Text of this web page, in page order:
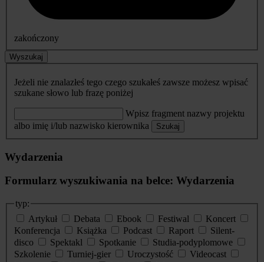
zakończony
Wyszukaj
Jeżeli nie znalazłeś tego czego szukałeś zawsze możesz wpisać
szukane słowo lub frazę poniżej
Wpisz fragment nazwy projektu
albo imię i/lub nazwisko kierownika
Szukaj
Wydarzenia
Formularz wyszukiwania na belce: Wydarzenia
typ:
Artykuł
Debata Ebook Festiwal
Koncert
Konferencja
Książka Podcast Raport
Silent-
disco
Spektakl Spotkanie
Studia-podyplomowe
Szkolenie
Turniej-gier Uroczystość
Videocast